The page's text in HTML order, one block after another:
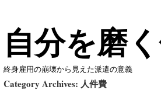
自分を磨
終身雇用の崩壊から見えた派遣の意義
Category Archives: 人件費